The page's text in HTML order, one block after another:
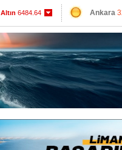
Altın 6484.64
Euro55.0385
Ankara
Antalya
Muğla 32
Çanakkale